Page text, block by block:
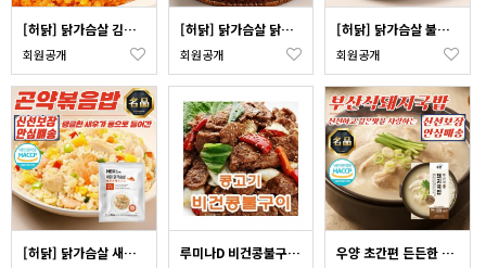
[허닭] 닭가슴살 김치 곤약 볶음밥 250g x 3개 (국산닭 국산쌀)
회원공개
[허닭] 닭가슴살 닭갈비 곤약 볶음밥 250g x 3개 (국산닭 국산쌀)
회원공개
[허닭] 닭가슴살 불닭 곤약 볶음밥 250g x 3개 (국산닭 국산쌀)
회원공개
[허닭] 닭가슴살 새우 곤약 볶음밥 250g x 3개 (국산닭 국산쌀) 루미나D 비건콩불구이 콩고기 1kg 우양 초간편 든든한 부산식 돼지국밥 340g x 10개